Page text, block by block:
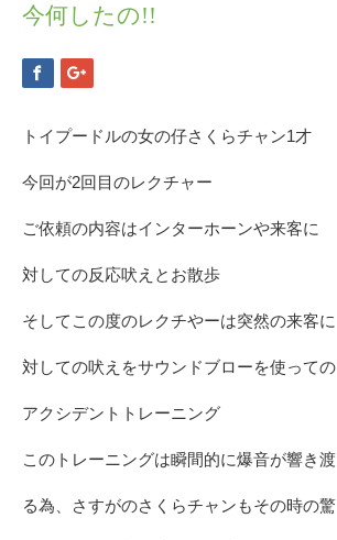
今何したの!!
トイプードルの女の仔さくらチャン1才
今回が2回目のレクチャー
ご依頼の内容はインターホーンや来客に
対しての反応吠えとお散歩
そしてこの度のレクチやーは突然の来客に
対しての吠えをサウンドブローを使っての
アクシデントトレーニング
このトレーニングは瞬間的に爆音が響き渡
る為、さすがのさくらチャンもその時の驚